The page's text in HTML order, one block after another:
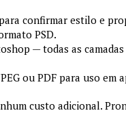
confirmar estilo e
PSD.
— todas as
ou PDF para uso em
custo adicional.